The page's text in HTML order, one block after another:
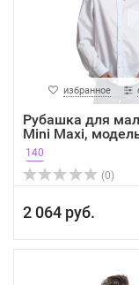
избранное
Рубашка для
Mini Maxi,
140
(0)
2 064 руб.